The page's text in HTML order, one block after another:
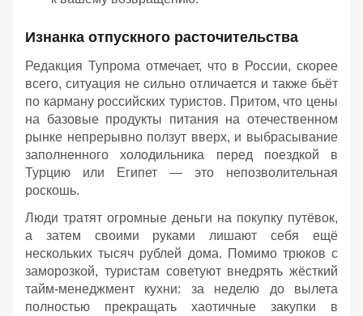
Изнанка отпускного расточительства
Редакция Тупрома отмечает, что в России, скорее
всего, ситуация не сильно отличается и также бьёт
по карману российских туристов. Притом, что цены
на базовые продукты питания на отечественном
рынке непрерывно ползут вверх, и выбрасывание
заполненного холодильника перед поездкой в
Турцию или Египет — это непозволительная
роскошь.
Люди тратят огромные деньги на покупку путёвок,
а затем своими руками лишают себя ещё
нескольких тысяч рублей дома. Помимо трюков с
заморозкой, туристам советуют внедрять жёсткий
тайм-менеджмент кухни: за неделю до вылета
полностью прекращать хаотичные закупки в